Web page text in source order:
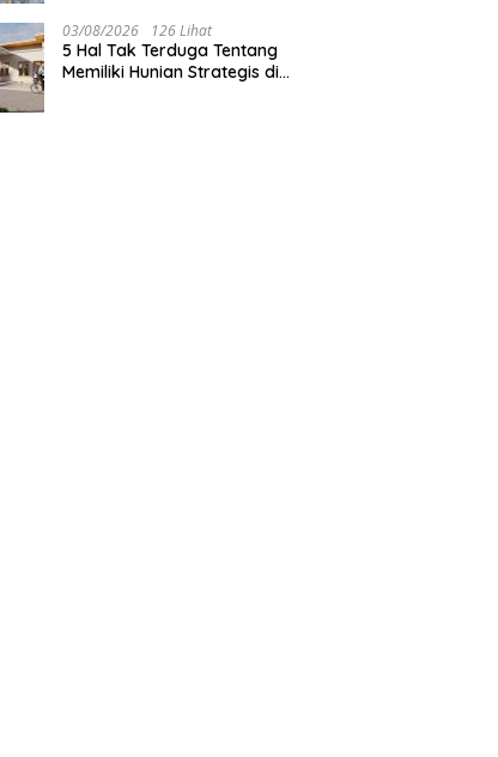
03/08/2026 126 Lihat
5 Hal Tak Terduga Tentang
Memiliki Hunian Strategis di